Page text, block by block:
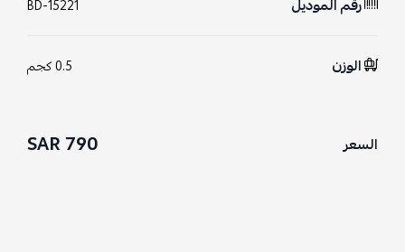
رقم الموديل BD-15221
الوزن 0.5 كجم
السعر 790 SAR